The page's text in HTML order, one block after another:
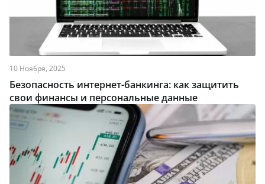
10 Ноября, 2025
Безопасность интернет-банкинга: как защитить
свои финансы и персональные данные